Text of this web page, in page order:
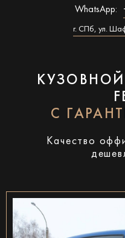
WhatsApp:
г. СПб, ул.
КУЗОВНОЙ
С
Качество